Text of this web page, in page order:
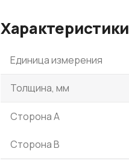
Характеристики
Единица измерения
Толщина, мм
Сторона A
Сторона B